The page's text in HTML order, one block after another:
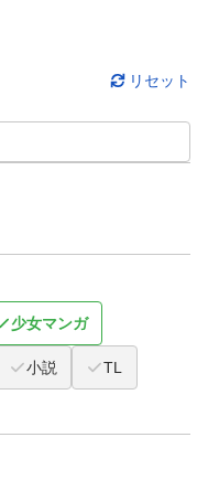
リセット
少女マンガ
小説 TL